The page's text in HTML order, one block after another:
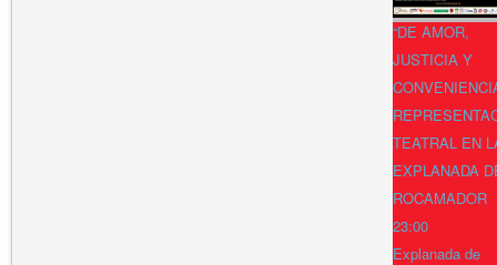
“DE AMOR,
JUSTICIA Y
TEATRAL EN
EXPLANADA
ROCAMADOR
23:00
Explanada de